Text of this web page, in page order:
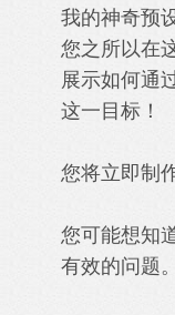
我的神奇预
您之所以在
展示如何通
这一目标！
您将立即制
您可能想知
有效的问题